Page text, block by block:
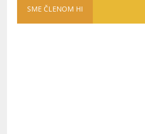
SME ČLENOM HI